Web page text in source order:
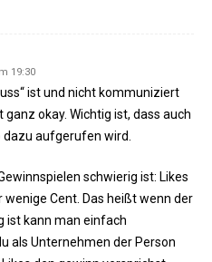
19:30
ist und nicht kommuniziert
okay. Wichtig ist, dass auch
aufgerufen wird.
schwierig ist: Likes
wenige Cent. Das heißt wenn der
ist kann man einfach
als Unternehmen der Person